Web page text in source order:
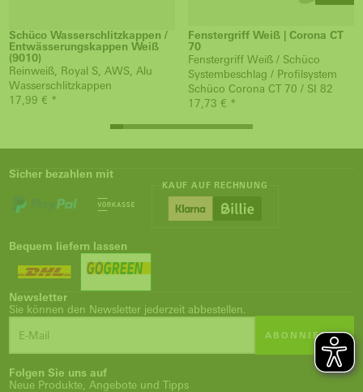
Schüco Wasserschlitzkappen /
Entwässerungskappen Weiß
(9010)
Reinweiß, Royal S, AWS, Alu
Wasserschlitzkappen
17,99 € *
Fenstergriff Weiß | Corona CT
70
Fenstergriff Weiß / Schüco
Systembeschlag / Profilsystem
Schüco Corona CT 70 / SI 82
17,73 € *
Sicher bezahlen mit
KAUF AUF RECHNUNG
Bequem liefern lassen
Newsletter
Sie können den Newsletter jederzeit abbestellen.
ABONNIEREN
Folgen Sie uns auf
Neue Produkte, Angebote und Tipps